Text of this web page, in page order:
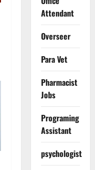
Attendant
Overseer
Para Vet
Pharmacist
Jobs
Programing
Assistant
psychologist